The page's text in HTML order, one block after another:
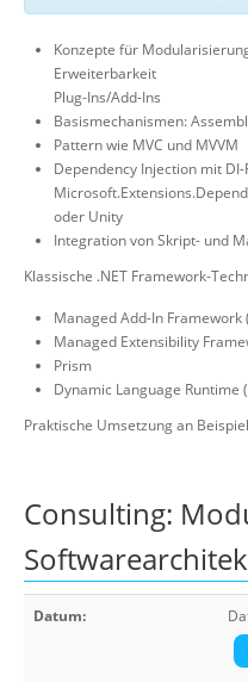
Konzepte für
Erweiterbarkeit
Plug-Ins/Add-Ins
Basismechanismen:
Pattern wie MVC und MVVM
Dependency Injection mit
oder Unity
Integration von Skript- und
Klassische .NET Framework-
Managed Add-In Framework
Managed Extensibility
Prism
Dynamic Language Runtime
Praktische Umsetzung an
Consulting:
Datum: